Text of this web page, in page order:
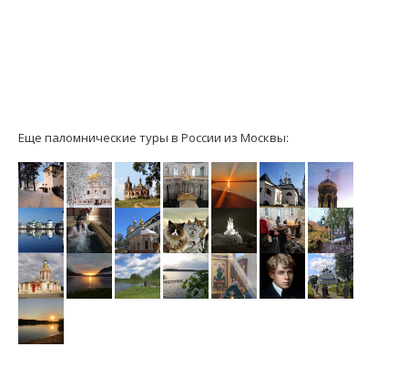
Еще паломнические туры в России из Москвы: